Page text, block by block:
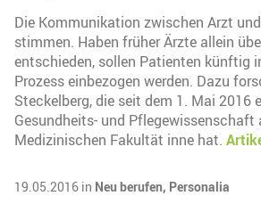
Die Kommunikation zwischen Arzt
stimmen. Haben früher Ärzte allein
entschieden, sollen Patienten künftig
Prozess einbezogen werden. Dazu
Steckelberg, die seit dem 1. Mai 2016
Gesundheits- und Pflegewissenschaft
Medizinischen Fakultät inne hat.
19.05.2016 in Neu berufen, Personalia